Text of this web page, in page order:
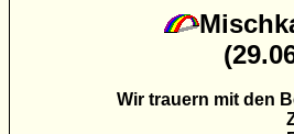
Wir trauern mit den